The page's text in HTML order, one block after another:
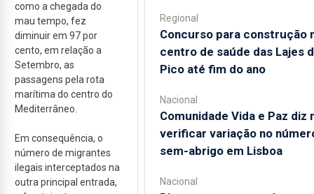
como a chegada do
mau tempo, fez
diminuir em 97 por
cento, em relação a
Setembro, as
passagens pela rota
marítima do centro do
Mediterrâneo.
Em consequência, o
número de migrantes
ilegais interceptados na
outra principal entrada,
Regional
Concurso para construção
centro de saúde das Lajes
Pico até fim do ano
Nacional
Comunidade Vida e Paz diz
verificar variação no
sem-abrigo em Lisboa
Nacional